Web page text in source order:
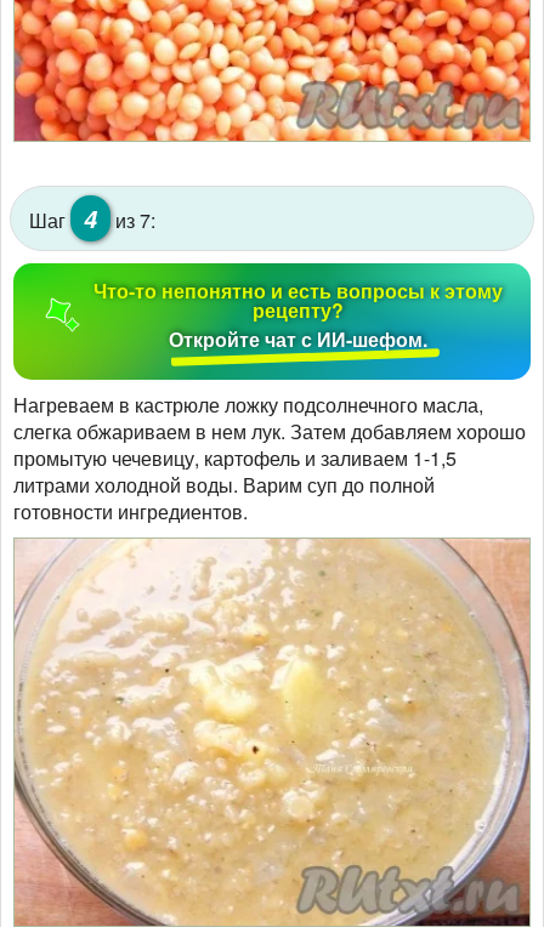
Шаг 4 из 7:
Что-то непонятно и есть вопросы к этому
рецепту?
Откройте чат с ИИ-шефом.
Нагреваем в кастрюле ложку подсолнечного масла,
слегка обжариваем в нем лук. Затем добавляем хорошо
промытую чечевицу, картофель и заливаем 1-1,5
литрами холодной воды. Варим суп до полной
готовности ингредиентов.